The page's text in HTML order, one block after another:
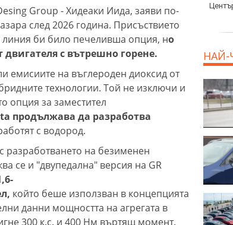
Group - Хидеаки Иида, заяви по-
след 2026 година. Присъствието
линия би било печеливша опция, но
двигателя с вътрешно горене.
емисиите на въглероден диоксид от
технологии. Той не изключи и
опция за заместител
продължава да разработва
с водород.
разработването на безименен
се и "двупедална" версия на GR
който беше използван в концепцията
данни мощността на агрегата в
300 к.с. и 400 Нм въртящ момент.
Аматьорската купа
НАЙ-